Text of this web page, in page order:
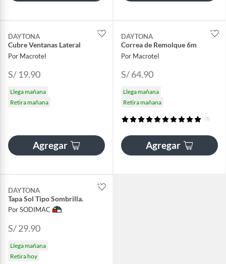
DAYTONA
Cubre Ventanas Lateral
Por Macrotel
S/ 19.90
Llega mañana
Retira mañana
Agregar
DAYTONA
Correa de Remolque 6m
Por Macrotel
S/ 64.90
Llega mañana
Retira mañana
(1)
Agregar
DAYTONA
Tapa Sol Tipo Sombrilla.
Por SODIMAC
S/ 29.90
Llega mañana
Retira hoy